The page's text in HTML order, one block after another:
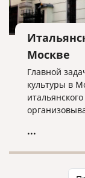
Москве
Главной
культуры в
концерты,
...